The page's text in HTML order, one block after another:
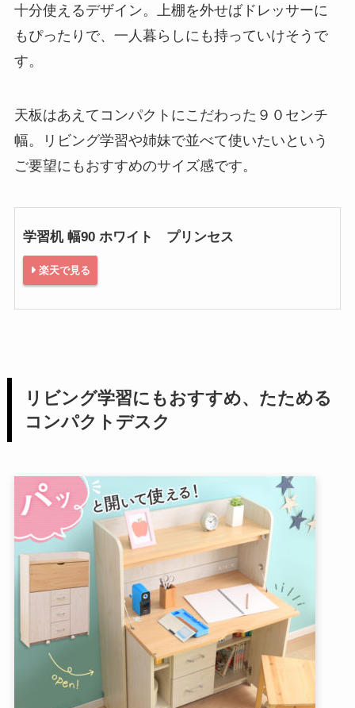
十分使えるデザイン。上棚を外せばドレッサーに
もぴったりで、一人暮らしにも持っていけそうで
す。
天板はあえてコンパクトにこだわった９０センチ
幅。リビング学習や姉妹で並べて使いたいという
ご要望にもおすすめのサイズ感です。
学習机 幅90 ホワイト プリンセス
楽天で見る
リビング学習にもおすすめ、たためる
コンパクトデスク